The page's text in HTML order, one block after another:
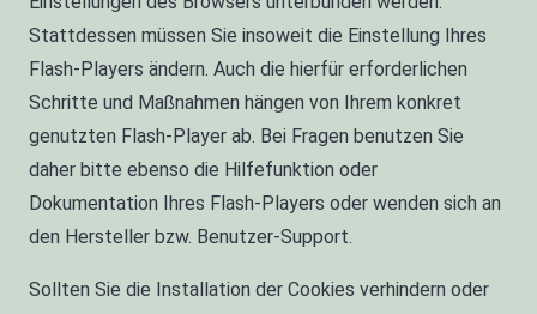
Stattdessen müssen Sie insoweit die Einstellung Ihres
Flash-Players ändern. Auch die hierfür erforderlichen
Schritte und Maßnahmen hängen von Ihrem konkret
genutzten Flash-Player ab. Bei Fragen benutzen Sie
daher bitte ebenso die Hilfefunktion oder
Dokumentation Ihres Flash-Players oder wenden sich an
den Hersteller bzw. Benutzer-Support.
Sollten Sie die Installation der Cookies verhindern oder